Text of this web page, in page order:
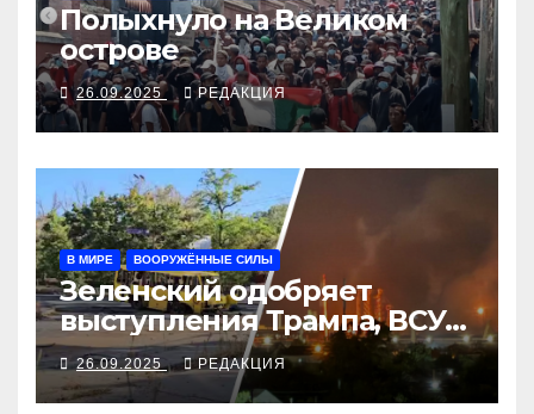
Полыхнуло на Великом
острове
26.09.2025 РЕДАКЦИЯ
В МИРЕ ВООРУЖЁННЫЕ СИЛЫ
Зеленский одобряет
выступления Трампа, ВСУ
закрыли Добропольский
рубеж
26.09.2025 РЕДАКЦИЯ